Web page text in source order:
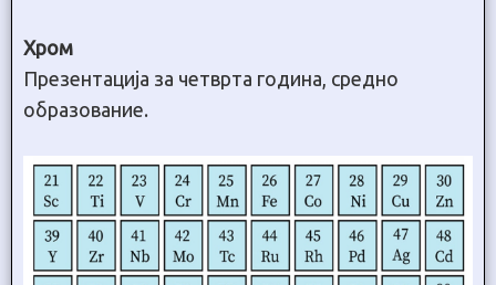
Хром
Презентација за четврта година, средно
образование.